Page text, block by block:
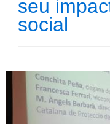
seu
social